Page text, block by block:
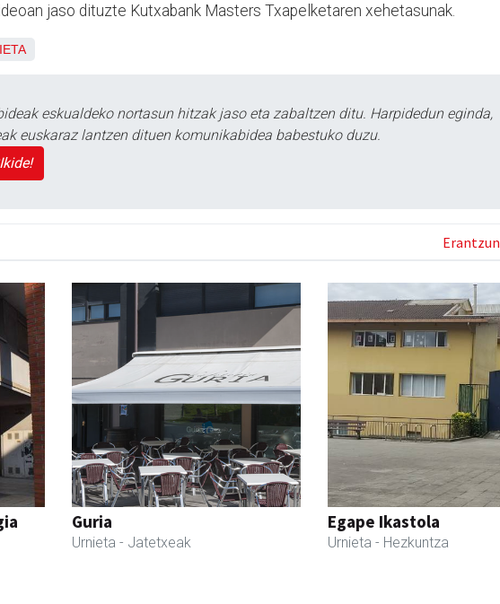
jaso dituzte Kutxabank Masters Txapelketaren xehetasunak.
eskualdeko nortasun hitzak jaso eta zabaltzen ditu. Harpidedun eginda,
euskaraz lantzen dituen komunikabidea babestuko duzu.
Erantzun
Guria
Urnieta - Jatetxeak
Egape Ikastola
Urnieta - Hezkuntza